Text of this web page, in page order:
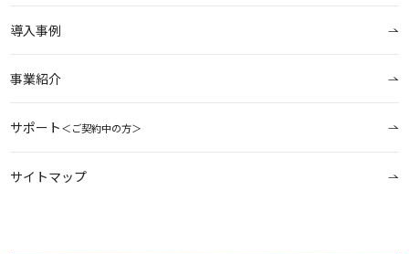
導入事例
事業紹介
サポート＜ご契約中の方＞
サイトマップ